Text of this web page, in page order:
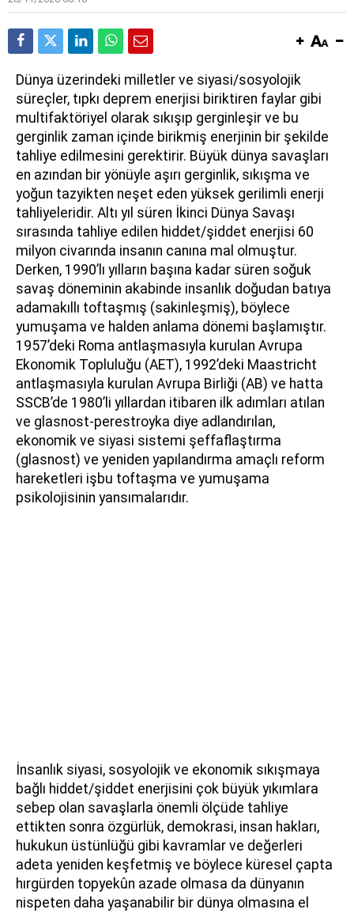
Dünya üzerindeki milletler ve siyasi/sosyolojik
süreçler, tıpkı deprem enerjisi biriktiren faylar gibi
multifaktöriyel olarak sıkışıp gerginleşir ve bu
gerginlik zaman içinde birikmiş enerjinin bir şekilde
tahliye edilmesini gerektirir. Büyük dünya savaşları
en azından bir yönüyle aşırı gerginlik, sıkışma ve
yoğun tazyikten neşet eden yüksek gerilimli enerji
tahliyeleridir. Altı yıl süren İkinci Dünya Savaşı
sırasında tahliye edilen hiddet/şiddet enerjisi 60
milyon civarında insanın canına mal olmuştur.
Derken, 1990’lı yılların başına kadar süren soğuk
savaş döneminin akabinde insanlık doğudan batıya
adamakıllı toftaşmış (sakinleşmiş), böylece
yumuşama ve halden anlama dönemi başlamıştır.
1957’deki Roma antlaşmasıyla kurulan Avrupa
Ekonomik Topluluğu (AET), 1992’deki Maastricht
antlaşmasıyla kurulan Avrupa Birliği (AB) ve hatta
SSCB’de 1980’li yıllardan itibaren ilk adımları atılan
ve glasnost-perestroyka diye adlandırılan,
ekonomik ve siyasi sistemi şeffaflaştırma
(glasnost) ve yeniden yapılandırma amaçlı reform
hareketleri işbu toftaşma ve yumuşama
psikolojisinin yansımalarıdır.
İnsanlık siyasi, sosyolojik ve ekonomik sıkışmaya
bağlı hiddet/şiddet enerjisini çok büyük yıkımlara
sebep olan savaşlarla önemli ölçüde tahliye
ettikten sonra özgürlük, demokrasi, insan hakları,
hukukun üstünlüğü gibi kavramlar ve değerleri
adeta yeniden keşfetmiş ve böylece küresel çapta
hırgürden topyekûn azade olmasa da dünyanın
nispeten daha yaşanabilir bir dünya olmasına el